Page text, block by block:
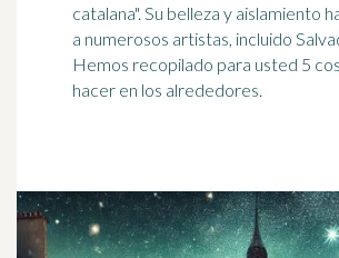
catalana". Su belleza y aislamiento
a numerosos artistas, incluido
Hemos recopilado para usted 5
hacer en los alrededores.